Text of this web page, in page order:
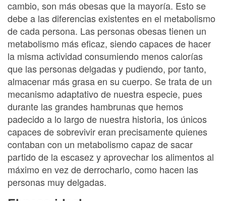
cambio, son más obesas que la mayoría. Esto se
debe a las diferencias existentes en el metabolismo
de cada persona. Las personas obesas tienen un
metabolismo más eficaz, siendo capaces de hacer
la misma actividad consumiendo menos calorías
que las personas delgadas y pudiendo, por tanto,
almacenar más grasa en su cuerpo. Se trata de un
mecanismo adaptativo de nuestra especie, pues
durante las grandes hambrunas que hemos
padecido a lo largo de nuestra historia, los únicos
capaces de sobrevivir eran precisamente quienes
contaban con un metabolismo capaz de sacar
partido de la escasez y aprovechar los alimentos al
máximo en vez de derrocharlo, como hacen las
personas muy delgadas.